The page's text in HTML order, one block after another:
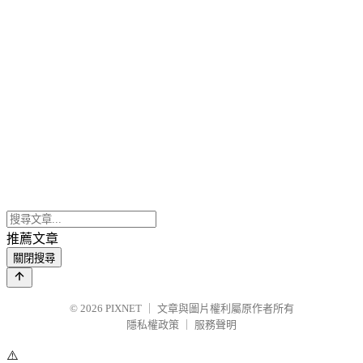
推薦文章
關閉搜尋
© 2026 PIXNET
文章與圖片權利屬原作者所有
隱私權政策
服務聲明
⚠️